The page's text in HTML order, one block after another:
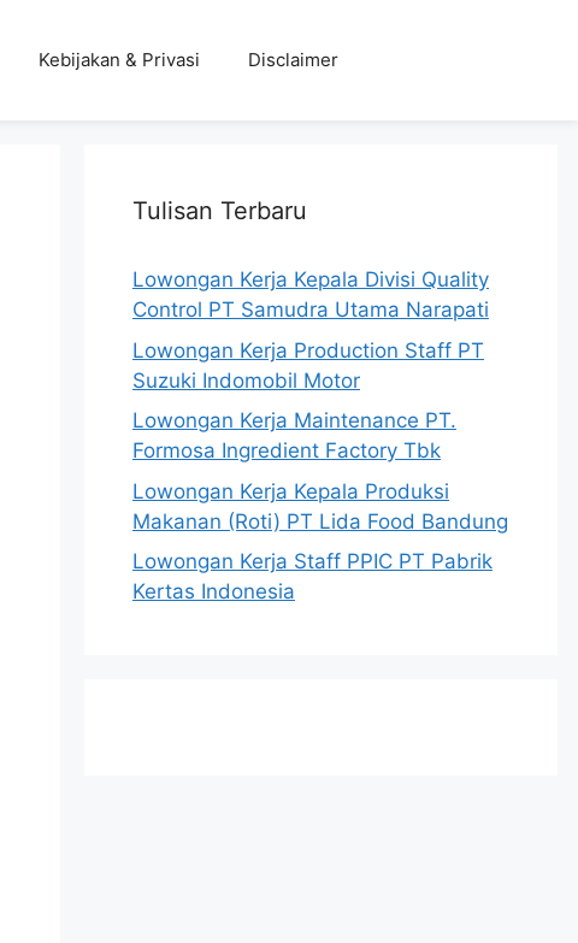
Kebijakan & Privasi Disclaimer
Tulisan Terbaru
Lowongan Kerja Kepala Divisi Quality
Control PT Samudra Utama Narapati
Lowongan Kerja Production Staff PT
Suzuki Indomobil Motor
Lowongan Kerja Maintenance PT.
Formosa Ingredient Factory Tbk
Lowongan Kerja Kepala Produksi
Makanan (Roti) PT Lida Food Bandung
Lowongan Kerja Staff PPIC PT Pabrik
Kertas Indonesia